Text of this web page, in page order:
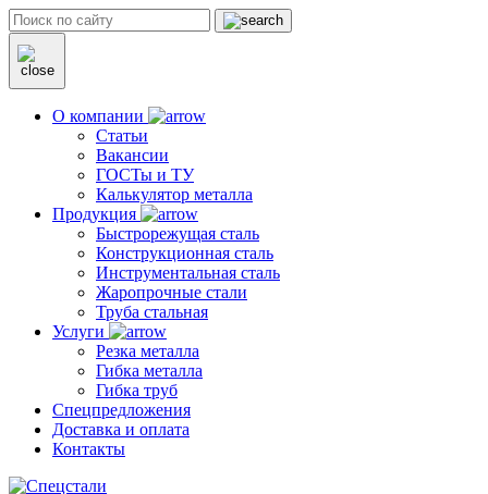
О компании
Статьи
Вакансии
ГОСТы и ТУ
Калькулятор металла
Продукция
Быстрорежущая сталь
Конструкционная сталь
Инструментальная сталь
Жаропрочные стали
Труба стальная
Услуги
Резка металла
Гибка металла
Гибка труб
Спецпредложения
Доставка и оплата
Контакты